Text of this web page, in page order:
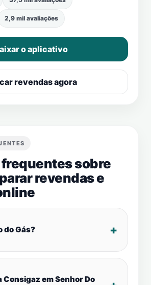
2,9 mil avaliações
o aplicativo
revendas agora
sobre
revendas e
do Gás?
Consigaz em Senhor Do